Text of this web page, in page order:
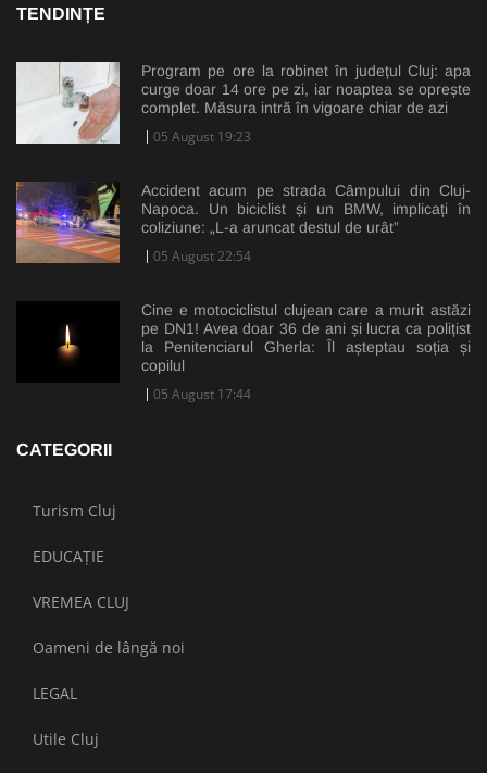
TENDINȚE
Program pe ore la robinet în județul Cluj: apa
curge doar 14 ore pe zi, iar noaptea se oprește
complet. Măsura intră în vigoare chiar de azi
05 August 19:23
Accident acum pe strada Câmpului din Cluj-
Napoca. Un biciclist și un BMW, implicați în
coliziune: „L-a aruncat destul de urât”
05 August 22:54
Cine e motociclistul clujean care a murit astăzi
pe DN1! Avea doar 36 de ani și lucra ca polițist
la Penitenciarul Gherla: Îl așteptau soția și
copilul
05 August 17:44
CATEGORII
Turism Cluj
EDUCAȚIE
VREMEA CLUJ
Oameni de lângă noi
LEGAL
Utile Cluj